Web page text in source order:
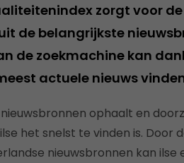
zorgt voor
de belangrijkste
de zoekmachine kan
actuele nieuws
ophaalt en
het snelst te vinden is. Door
nieuwsbronnen kan ilse